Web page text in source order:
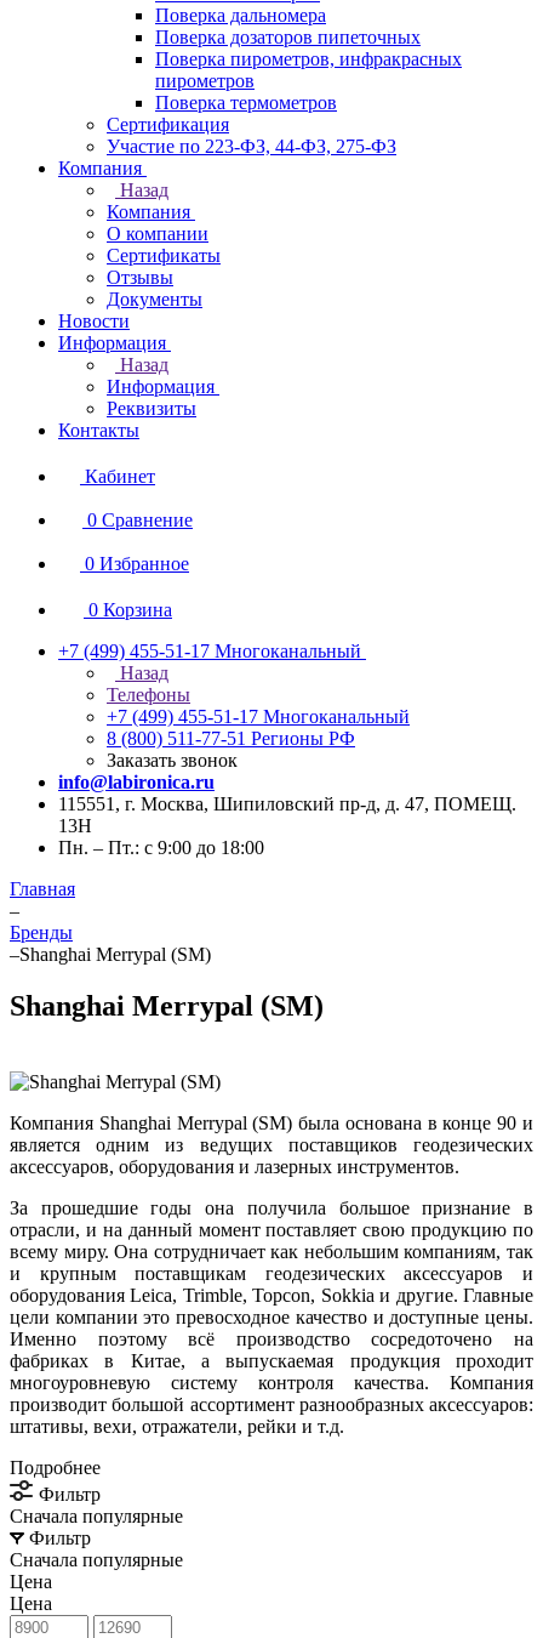
Поверка дальномера
Поверка дозаторов пипеточных
Поверка пирометров, инфракрасных
пирометров
Поверка термометров
Сертификация
Участие по 223-ФЗ, 44-ФЗ, 275-ФЗ
Компания
Назад
Компания
О компании
Сертификаты
Отзывы
Документы
Новости
Информация
Назад
Информация
Реквизиты
Контакты
Кабинет
0 Сравнение
0 Избранное
0 Корзина
+7 (499) 455-51-17 Многоканальный
Назад
Телефоны
+7 (499) 455-51-17 Многоканальный
8 (800) 511-77-51 Регионы РФ
Заказать звонок
info@labironica.ru
115551, г. Москва, Шипиловский пр-д, д. 47, ПОМЕЩ.
13Н
Пн. – Пт.: с 9:00 до 18:00
Главная
–
Бренды
–Shanghai Merrypal (SM)
Shanghai Merrypal (SM)
Компания Shanghai Merrypal (SM) была основана в конце 90 и
является одним из ведущих поставщиков геодезических
аксессуаров, оборудования и лазерных инструментов.
За прошедшие годы она получила большое признание в
отрасли, и на данный момент поставляет свою продукцию по
всему миру. Она сотрудничает как небольшим компаниям, так
и крупным поставщикам геодезических аксессуаров и
оборудования Leica, Trimble, Topcon, Sokkia и другие. Главные
цели компании это превосходное качество и доступные цены.
Именно поэтому всё производство сосредоточено на
фабриках в Китае, а выпускаемая продукция проходит
многоуровневую систему контроля качества. Компания
производит большой ассортимент разнообразных аксессуаров:
штативы, вехи, отражатели, рейки и т.д.
Подробнее
Фильтр
Сначала популярные
Фильтр
Сначала популярные
Цена
Цена